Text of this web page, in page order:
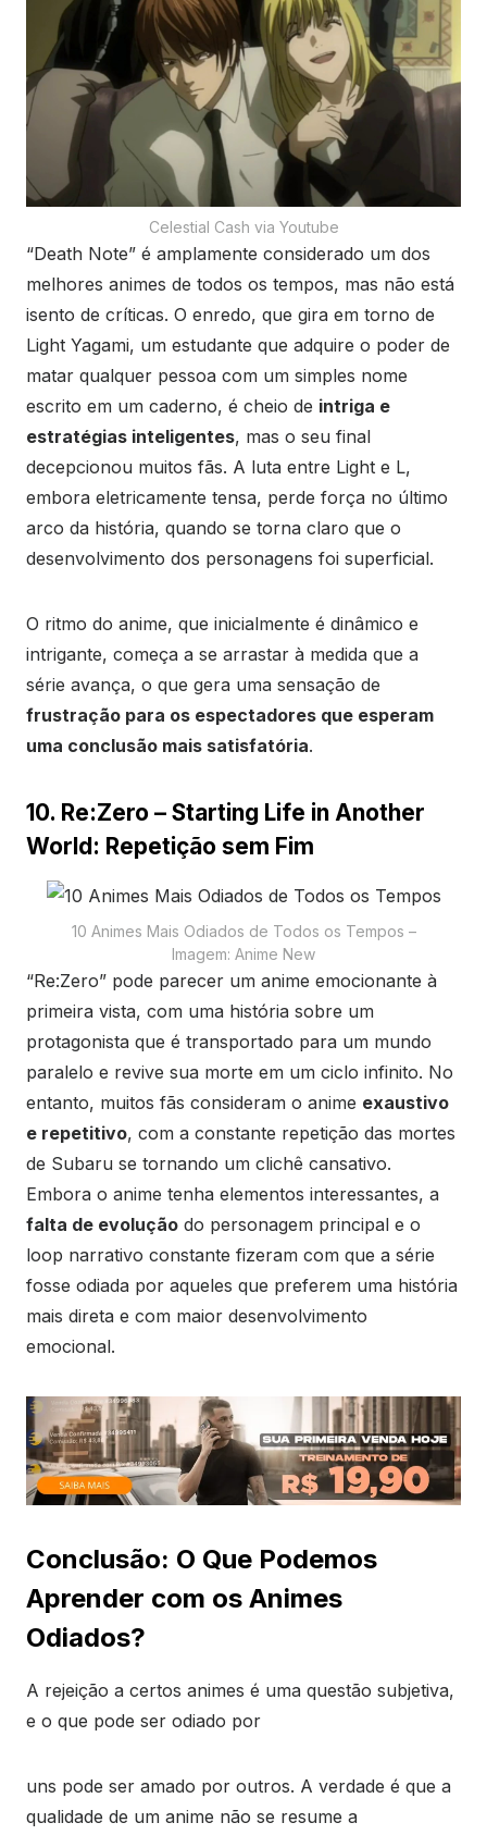
Celestial Cash via Youtube
“Death Note” é amplamente considerado um dos
melhores animes de todos os tempos, mas não está
isento de críticas. O enredo, que gira em torno de
Light Yagami, um estudante que adquire o poder de
matar qualquer pessoa com um simples nome
escrito em um caderno, é cheio de intriga e
estratégias inteligentes, mas o seu final
decepcionou muitos fãs. A luta entre Light e L,
embora eletricamente tensa, perde força no último
arco da história, quando se torna claro que o
desenvolvimento dos personagens foi superficial.
O ritmo do anime, que inicialmente é dinâmico e
intrigante, começa a se arrastar à medida que a
série avança, o que gera uma sensação de
frustração para os espectadores que esperam
uma conclusão mais satisfatória.
10. Re:Zero – Starting Life in Another
World: Repetição sem Fim
10 Animes Mais Odiados de Todos os Tempos –
Imagem: Anime New
“Re:Zero” pode parecer um anime emocionante à
primeira vista, com uma história sobre um
protagonista que é transportado para um mundo
paralelo e revive sua morte em um ciclo infinito. No
entanto, muitos fãs consideram o anime exaustivo
e repetitivo, com a constante repetição das mortes
de Subaru se tornando um clichê cansativo.
Embora o anime tenha elementos interessantes, a
falta de evolução do personagem principal e o
loop narrativo constante fizeram com que a série
fosse odiada por aqueles que preferem uma história
mais direta e com maior desenvolvimento
emocional.
Conclusão: O Que Podemos
Aprender com os Animes
Odiados?
A rejeição a certos animes é uma questão subjetiva,
e o que pode ser odiado por
uns pode ser amado por outros. A verdade é que a
qualidade de um anime não se resume a